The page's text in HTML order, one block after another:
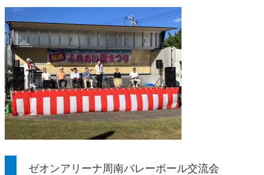
ゼオンアリーナ周南バレーボール交流会